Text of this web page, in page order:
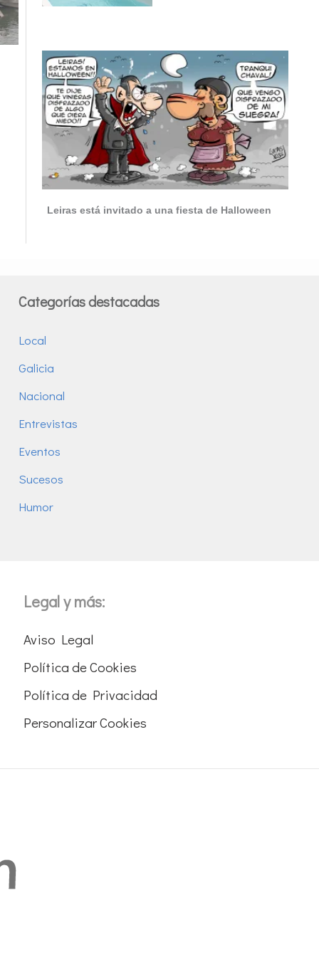
Leiras está invitado a una fiesta de Halloween
Categorías destacadas
Local
Galicia
Nacional
Entrevistas
Eventos
Sucesos
Humor
Legal y más:
Aviso Legal
Política de Cookies
Política de Privacidad
Personalizar Cookies